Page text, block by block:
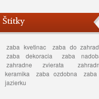
Štítky
zaba kvetinac
zaba do
zaba dekoracia
zaba
zahradne zvierata
keramika
zaba ozdobna
jazierku